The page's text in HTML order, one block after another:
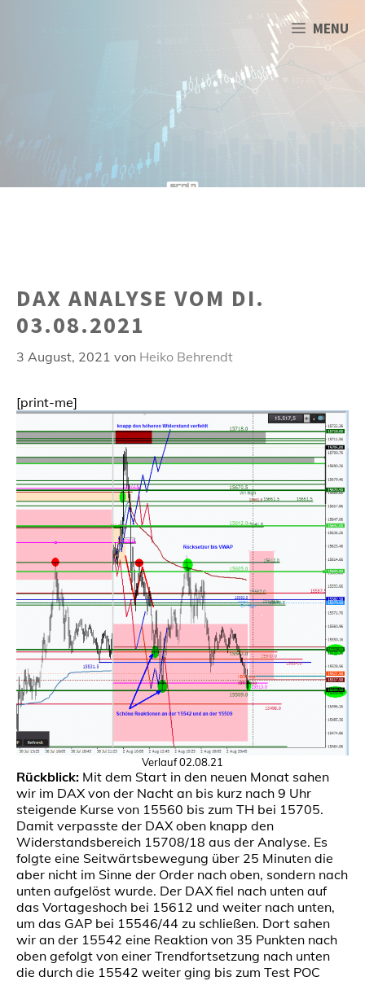
MENU
DAX ANALYSE VOM DI.
03.08.2021
3 August, 2021 von Heiko Behrendt
[print-me]
Verlauf 02.08.21
Rückblick: Mit dem Start in den neuen Monat sahen
wir im DAX von der Nacht an bis kurz nach 9 Uhr
steigende Kurse von 15560 bis zum TH bei 15705.
Damit verpasste der DAX oben knapp den
Widerstandsbereich 15708/18 aus der Analyse. Es
folgte eine Seitwärtsbewegung über 25 Minuten die
aber nicht im Sinne der Order nach oben, sondern nach
unten aufgelöst wurde. Der DAX fiel nach unten auf
das Vortageshoch bei 15612 und weiter nach unten,
um das GAP bei 15546/44 zu schließen. Dort sahen
wir an der 15542 eine Reaktion von 35 Punkten nach
oben gefolgt von einer Trendfortsetzung nach unten
die durch die 15542 weiter ging bis zum Test POC